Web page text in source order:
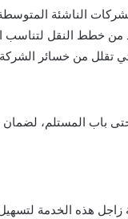
الناشئة
من خطط النقل لتناسب
تقلل من خسائر الشركة
باب المستلم،
هذه الخدمة